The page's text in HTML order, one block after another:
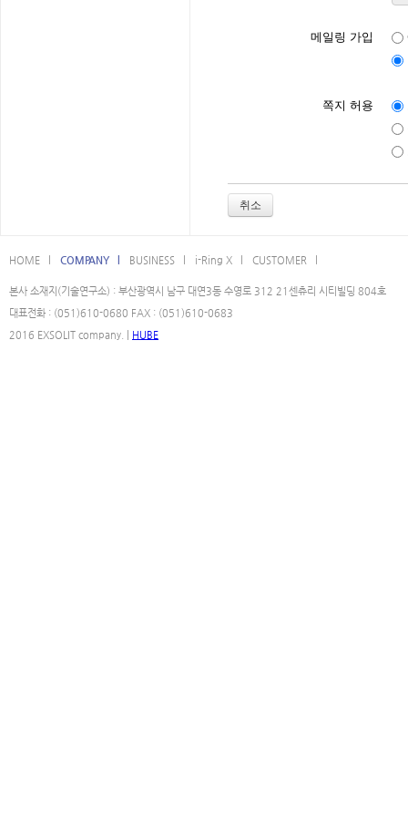
메일링 가입
쪽지 허용
취소
HOME l COMPANY l BUSINESS l i-Ring X l CUSTOMER l
본사 소재지(기술연구소) : 부산광역시 남구 대연3동 수영로 312 21센츄리 시티빌딩 804호
대표전화 : (051)610-0680 FAX : (051)610-0683
2016 EXSOLIT company. | HUBE